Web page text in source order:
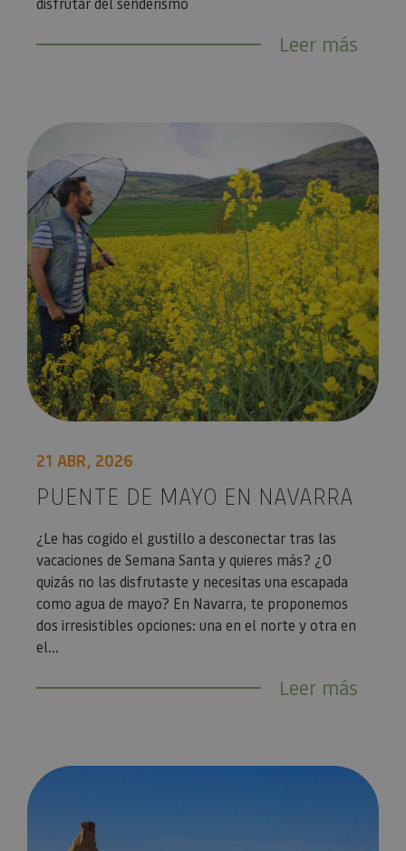
Leer más
Puente de mayo en Navarra
21 ABR, 2026
PUENTE DE MAYO EN NAVARRA
¿Le has cogido el gustillo a desconectar tras las
vacaciones de Semana Santa y quieres más? ¿O
quizás no las disfrutaste y necesitas una escapada
como agua de mayo? En Navarra, te proponemos
dos irresistibles opciones: una en el norte y otra en
el...
Leer más
4 ideas para disfrutar de las Bardenas en primavera